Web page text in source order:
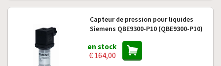
Capteur de pression pour liquides
Siemens QBE9300-P10 (QBE9300-P10)
en stock
€ 164,00